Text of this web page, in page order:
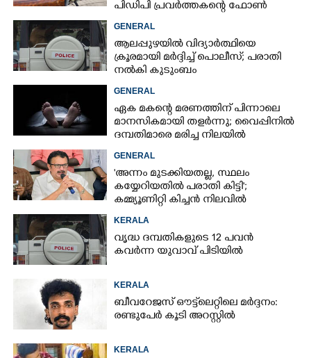
പിഡിപി പ്രവർത്തകന്റെ ഫോൺ
GENERAL
ആലപ്പുഴയിൽ വിദ്യാർത്ഥിയെ
ക്രൂരമായി മർദ്ദിച്ച് പൊലീസ്; പരാതി
നൽകി കുടുംബം
GENERAL
ഏക മകന്റെ മരണത്തിന് പിന്നാലെ
മാനസികമായി തളർന്നു; വൈപ്പിനിൽ
ദമ്പതിമാരെ മരിച്ച നിലയിൽ
GENERAL
'അന്നം മുടക്കിയതല്ല, സ്ഥലം
കയ്യേറിയതിൽ പരാതി കിട്ടി';
കമ്മ്യൂണിറ്റി കിച്ചൻ നിലവിൽ
KERALA
വൃദ്ധ ദമ്പതികളുടെ 12 പവൻ
കവർന്ന യുവാവ് പിടിയിൽ
KERALA
ബീവറേജസ് ഔട്ട്‌ലെറ്റിലെ മർദ്ദനം:
രണ്ടുപേർ കൂടി അറസ്റ്റിൽ
KERALA